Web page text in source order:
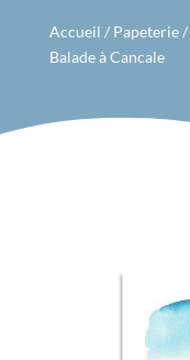
Accueil / Papeterie/
Balade à Cancale